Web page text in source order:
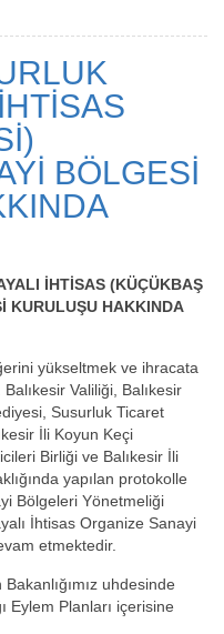
BÖLGESİ
İHTİSAS (KÜÇÜKBAŞ
KURULUŞU HAKKINDA
yükseltmek ve ihracata
Valiliği, Balıkesir
Susurluk Ticaret
İli Koyun Keçi
Birliği ve Balıkesir İli
yapılan protokolle
Bölgeleri Yönetmeliği
İhtisas Organize Sanayi
etmektedir.
uhdesinde
Eylem Planları içerisine